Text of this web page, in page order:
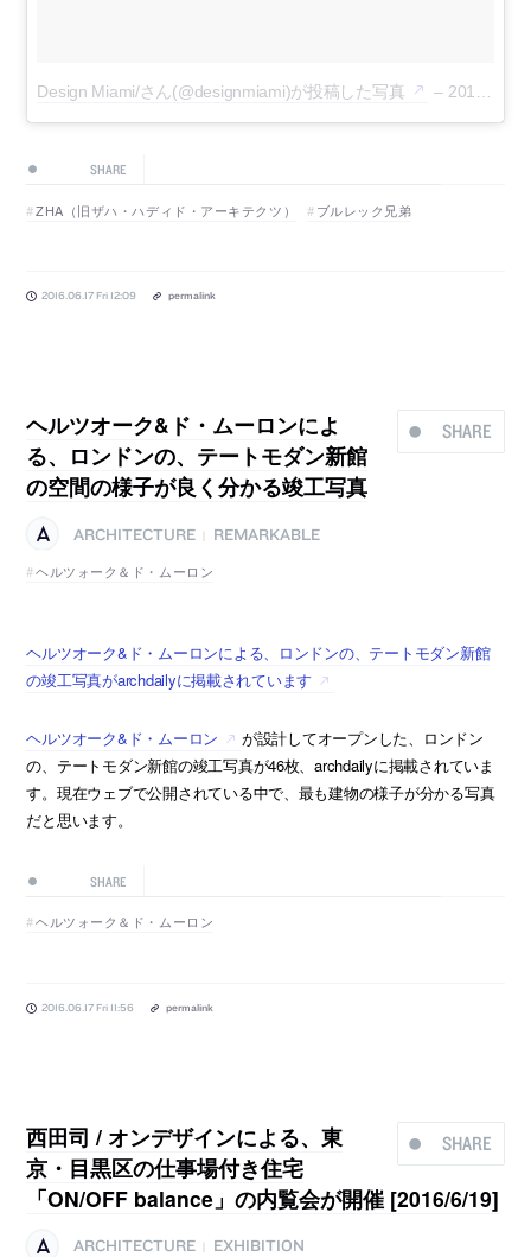
Design Miami/さん(@designmiami)が投稿した写真 – 2016 6月 15 1:22午後 PDT
SHARE
ZHA（旧ザハ・ハディド・アーキテクツ） ブルレック兄弟
2016.06.17 Fri 12:09 permalink
SHARE
ヘルツオーク&ド・ムーロンによ
る、ロンドンの、テートモダン新館
の空間の様子が良く分かる竣工写真
ARCHITECTURE
REMARKABLE
ヘルツォーク＆ド・ムーロン
ヘルツオーク&ド・ムーロンによる、ロンドンの、テートモダン新館
の竣工写真がarchdailyに掲載されています
ヘルツオーク&ド・ムーロン
が設計してオープンした、ロンドン
の、テートモダン新館の竣工写真が46枚、archdailyに掲載されていま
す。現在ウェブで公開されている中で、最も建物の様子が分かる写真
だと思います。
SHARE
ヘルツォーク＆ド・ムーロン
2016.06.17 Fri 11:56 permalink
SHARE
西田司 / オンデザインによる、東
京・目黒区の仕事場付き住宅
「ON/OFF balance」の内覧会が開催 [2016/6/19]
ARCHITECTURE
EXHIBITION